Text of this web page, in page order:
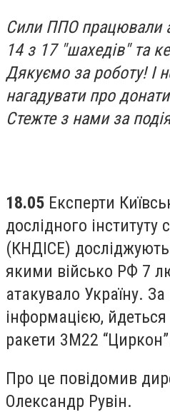
Сили ППО працювали
14 з 17 "шахедів" та
Дякуємо за роботу! І
нагадувати про
Стежте з нами за
18.05 Експерти
дослідного інституту
(КНДІСЕ) досліджують
якими військо РФ 7
атакувало Україну.
інформацією,
ракети 3М22
Про це повідомив
Олександр Рувін.